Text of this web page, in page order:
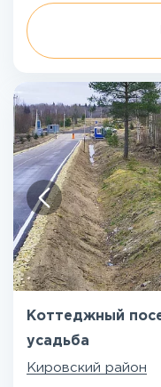
Коттеджный
усадьба
Кировский район